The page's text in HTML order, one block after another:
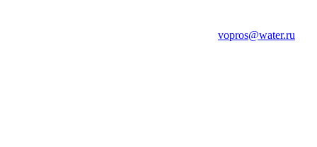
vopros@water.ru